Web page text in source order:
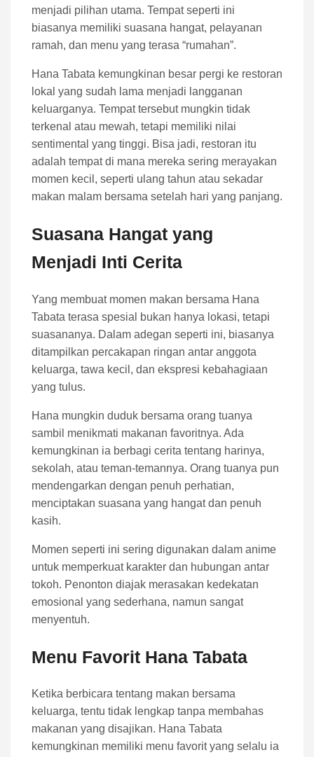
menjadi pilihan utama. Tempat seperti ini
biasanya memiliki suasana hangat, pelayanan
ramah, dan menu yang terasa “rumahan”.
Hana Tabata kemungkinan besar pergi ke restoran
lokal yang sudah lama menjadi langganan
keluarganya. Tempat tersebut mungkin tidak
terkenal atau mewah, tetapi memiliki nilai
sentimental yang tinggi. Bisa jadi, restoran itu
adalah tempat di mana mereka sering merayakan
momen kecil, seperti ulang tahun atau sekadar
makan malam bersama setelah hari yang panjang.
Suasana Hangat yang
Menjadi Inti Cerita
Yang membuat momen makan bersama Hana
Tabata terasa spesial bukan hanya lokasi, tetapi
suasananya. Dalam adegan seperti ini, biasanya
ditampilkan percakapan ringan antar anggota
keluarga, tawa kecil, dan ekspresi kebahagiaan
yang tulus.
Hana mungkin duduk bersama orang tuanya
sambil menikmati makanan favoritnya. Ada
kemungkinan ia berbagi cerita tentang harinya,
sekolah, atau teman-temannya. Orang tuanya pun
mendengarkan dengan penuh perhatian,
menciptakan suasana yang hangat dan penuh
kasih.
Momen seperti ini sering digunakan dalam anime
untuk memperkuat karakter dan hubungan antar
tokoh. Penonton diajak merasakan kedekatan
emosional yang sederhana, namun sangat
menyentuh.
Menu Favorit Hana Tabata
Ketika berbicara tentang makan bersama
keluarga, tentu tidak lengkap tanpa membahas
makanan yang disajikan. Hana Tabata
kemungkinan memiliki menu favorit yang selalu ia